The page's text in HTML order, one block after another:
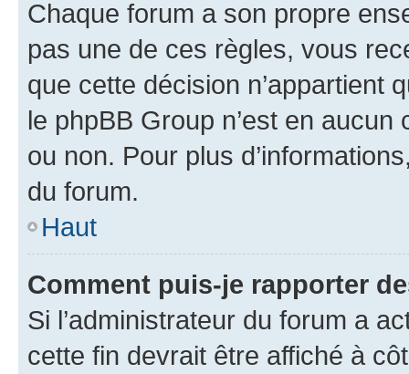
Chaque forum a son propre
pas une de ces règles, vous
que cette décision n’appartient
le phpBB Group n’est en
ou non. Pour plus
du forum.
Haut
Comment puis-je rapporter
Si l’administrateur du forum a
cette fin devrait être affiché à